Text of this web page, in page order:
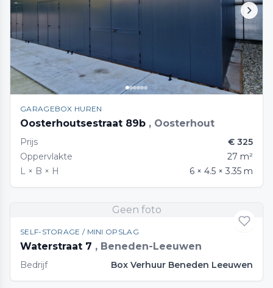
GARAGEBOX HUREN
Oosterhoutsestraat 89b , Oosterhout
Prijs
€ 325
Oppervlakte
27 m²
L × B × H
6 × 4.5 × 3.35 m
Geen foto
SELF-STORAGE / MINI OPSLAG
Waterstraat 7 , Beneden-Leeuwen
Bedrijf Box Verhuur Beneden Leeuwen